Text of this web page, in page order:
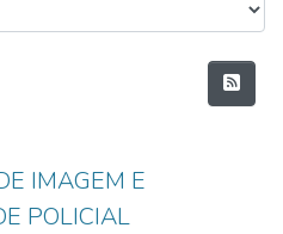
IMAGEM E
POLICIAL